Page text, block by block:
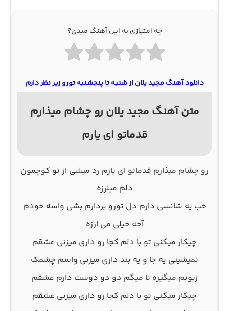
چه امتیازی به این آهنگ میدی؟
دانلود آهنگ مجید یلان از شنبه تا پنجشنبه تورو زیر نظر دارم
متن آهنگ مجید یلان رو چشام میذارم
قدماتو ای یارم
رو چشام میذارم قدماتو ای یارم رد میشی از تو کوچمون
دلم میلرزه
خب یه شانسی دارم دل تورو بردارم بشی واسه خودم
آخه خیلی می ارزه
چیکار میکنی تو با دلم کجا رو داری میزنی عشقم
نمیشینی یه جا و یه بند داری میزنی واسم چشمک
زبونم میگیره تا میگم دو دو دوست دارم عشقم
چیکار میکنی تو با دلم کجا رو داری میزنی عشقم